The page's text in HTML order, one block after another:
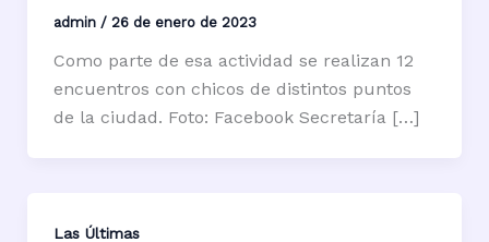
admin / 26 de enero de 2023
Como parte de esa actividad se realizan 12
encuentros con chicos de distintos puntos
de la ciudad. Foto: Facebook Secretaría […]
Las Últimas